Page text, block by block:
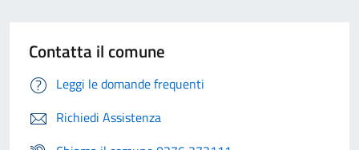
Contatta il comune
Leggi le domande frequenti
Richiedi Assistenza